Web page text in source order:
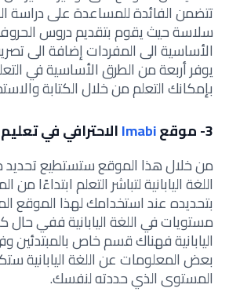
تتضمن الفائدة للمساعدة على دراسة
سلاسة حيث يقوم بتقديم دروس
الأساسية الى المفردات إضافة الى
يوفر أربعة من الطرق الأساسية في
بإمكانك التعلم من خلال الكتابة
3- موقع
Imabiالاحترافي في تعليم
من خلال هذا الموقع ستستطيع
اللغة اليابانية لتباشر التعلم
بتحديده عند استخدامك لهذا الموقع
مستويات في اللغة اليابانية ففي حال
اليابانية فهناك قسم خاص بالمبتدئين
بعض المعلومات عن اللغة اليابانية
المستوى الذي حددته لنفسك.